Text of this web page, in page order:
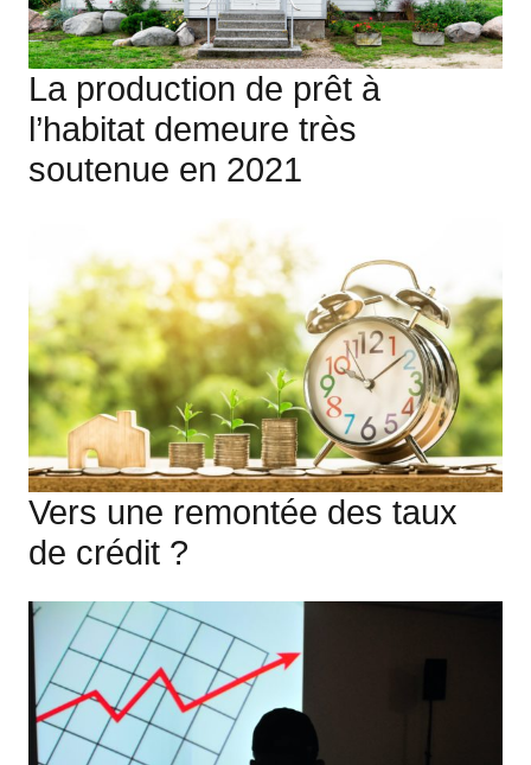
La production de prêt à
l’habitat demeure très
soutenue en 2021
Vers une remontée des taux
de crédit ?